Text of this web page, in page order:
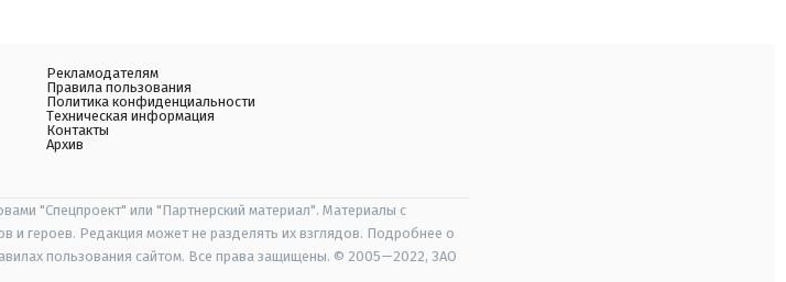
Рекламодателям
Правила пользования
Политика конфиденциальности
Техническая информация
Контакты
Архив
"Спецпроект" или "Партнерский материал". Материалы с
и героев. Редакция может не разделять их взглядов. Подробнее о
пользования сайтом. Все права защищены. © 2005—2022, ЗАО